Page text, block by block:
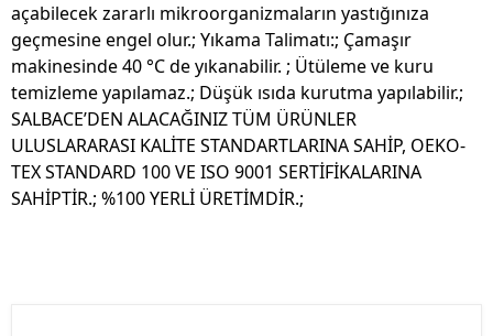
açabilecek zararlı mikroorganizmaların yastığınıza
geçmesine engel olur.; Yıkama Talimatı:; Çamaşır
makinesinde 40 °C de yıkanabilir. ; Ütüleme ve kuru
temizleme yapılamaz.; Düşük ısıda kurutma yapılabilir.;
SALBACE’DEN ALACAĞINIZ TÜM ÜRÜNLER
ULUSLARARASI KALİTE STANDARTLARINA SAHİP, OEKO-
TEX STANDARD 100 VE ISO 9001 SERTİFİKALARINA
SAHİPTİR.; %100 YERLİ ÜRETİMDİR.;